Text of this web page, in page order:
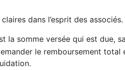
dans l’esprit des associés.
la somme versée qui est due,
le remboursement